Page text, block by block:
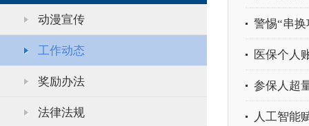
动漫宣传
工作动态
奖励办法
法律法规
警惕“串
医保个人
参保人超
人工智能